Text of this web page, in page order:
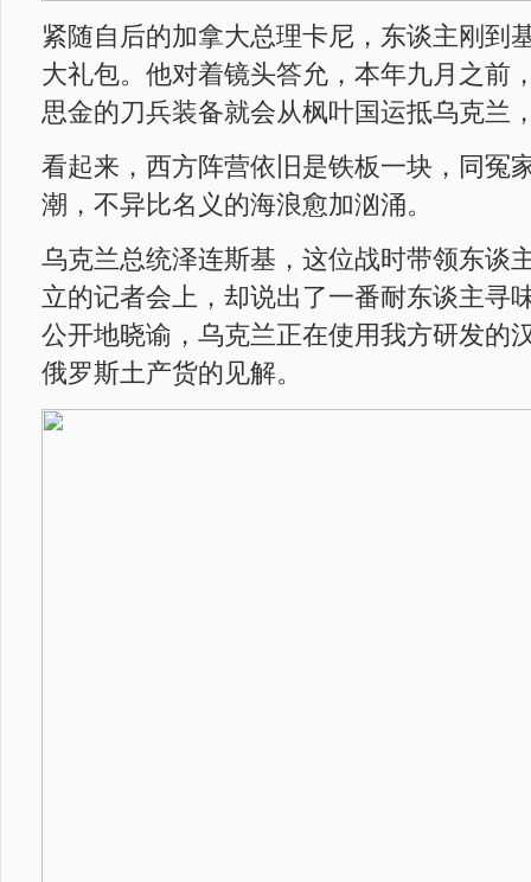
紧随自后的加拿大总理卡尼，东谈主刚到
大礼包。他对着镜头答允，本年九月之前
思金的刀兵装备就会从枫叶国运抵乌克兰
看起来，西方阵营依旧是铁板一块，同冤
潮，不异比名义的海浪愈加汹涌。
乌克兰总统泽连斯基，这位战时带领东谈
立的记者会上，却说出了一番耐东谈主寻
公开地晓谕，乌克兰正在使用我方研发的
俄罗斯土产货的见解。